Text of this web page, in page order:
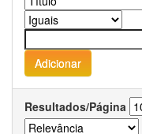
Resultados/Página